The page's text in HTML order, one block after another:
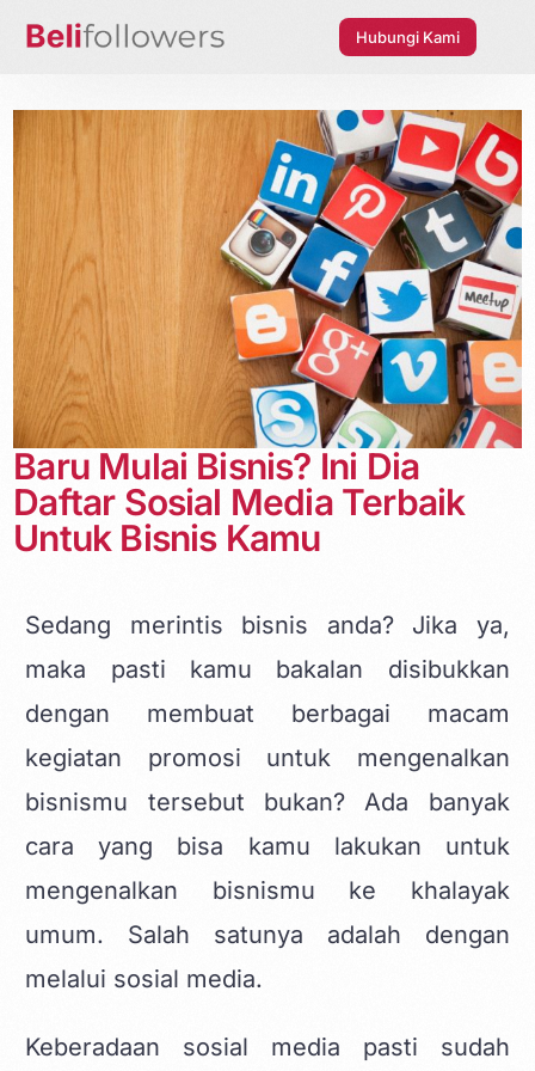
Hubungi Kami
Baru Mulai Bisnis? Ini Dia
Daftar Sosial Media Terbaik
Untuk Bisnis Kamu
Sedang merintis bisnis anda? Jika ya,
maka pasti kamu bakalan disibukkan
dengan membuat berbagai macam
kegiatan promosi untuk mengenalkan
bisnismu tersebut bukan? Ada banyak
cara yang bisa kamu lakukan untuk
mengenalkan bisnismu ke khalayak
umum. Salah satunya adalah dengan
melalui sosial media.
Keberadaan sosial media pasti sudah